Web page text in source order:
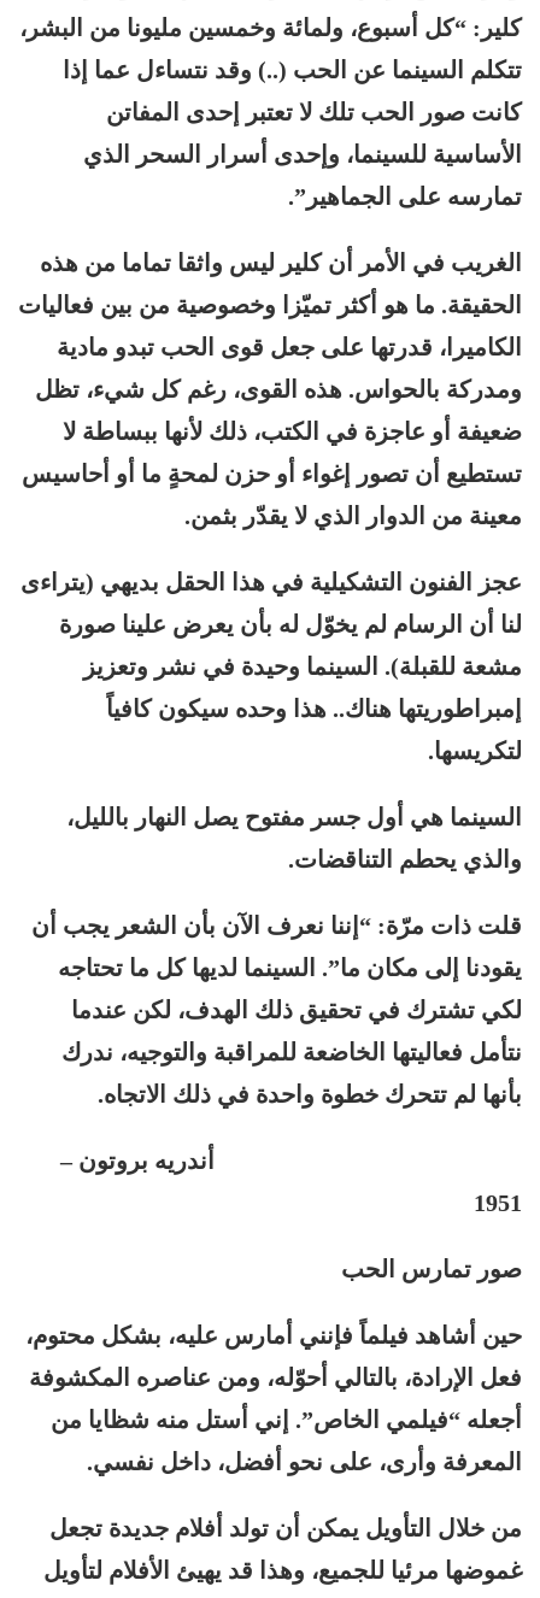
كلير: “كل أسبوع، ولمائة وخمسين مليونا من البشر،
تتكلم السينما عن الحب (..) وقد نتساءل عما إذا
كانت صور الحب تلك لا تعتبر إحدى المفاتن
الأساسية للسينما، وإحدى أسرار السحر الذي
تمارسه على الجماهير”.
الغريب في الأمر أن كلير ليس واثقا تماما من هذه
الحقيقة. ما هو أكثر تميّزا وخصوصية من بين فعاليات
الكاميرا، قدرتها على جعل قوى الحب تبدو مادية
ومدركة بالحواس. هذه القوى، رغم كل شيء، تظل
ضعيفة أو عاجزة في الكتب، ذلك لأنها ببساطة لا
تستطيع أن تصور إغواء أو حزن لمحةٍ ما أو أحاسيس
معينة من الدوار الذي لا يقدّر بثمن.
عجز الفنون التشكيلية في هذا الحقل بديهي (يتراءى
لنا أن الرسام لم يخوّل له بأن يعرض علينا صورة
مشعة للقبلة). السينما وحيدة في نشر وتعزيز
إمبراطوريتها هناك.. هذا وحده سيكون كافياً
لتكريسها.
السينما هي أول جسر مفتوح يصل النهار بالليل،
والذي يحطم التناقضات.
قلت ذات مرّة: “إننا نعرف الآن بأن الشعر يجب أن
يقودنا إلى مكان ما”. السينما لديها كل ما تحتاجه
لكي تشترك في تحقيق ذلك الهدف، لكن عندما
نتأمل فعاليتها الخاضعة للمراقبة والتوجيه، ندرك
بأنها لم تتحرك خطوة واحدة في ذلك الاتجاه.
أندريه بروتون –
1951
صور تمارس الحب
حين أشاهد فيلماً فإنني أمارس عليه، بشكل محتوم،
فعل الإرادة، بالتالي أحوّله، ومن عناصره المكشوفة
أجعله “فيلمي الخاص”. إني أستل منه شظايا من
المعرفة وأرى، على نحو أفضل، داخل نفسي.
من خلال التأويل يمكن أن تولد أفلام جديدة تجعل
غموضها مرئيا للجميع، وهذا قد يهيئ الأفلام لتأويل